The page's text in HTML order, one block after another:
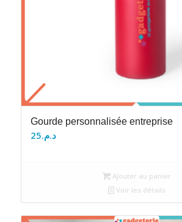
Gourde personnalisée entreprise
د.م.25
Ajouter au panier
Voir les détails